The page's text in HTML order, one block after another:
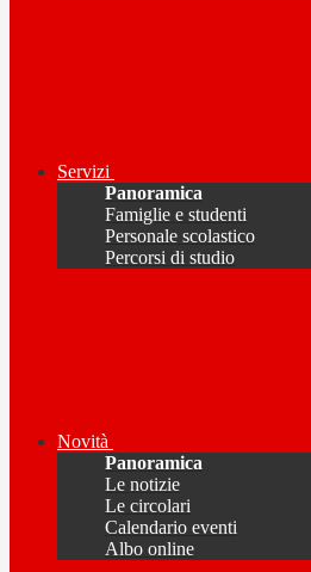
Servizi
Panoramica
Famiglie e studenti
Personale scolastico
Percorsi di studio
Novità
Panoramica
Le notizie
Le circolari
Calendario eventi
Albo online